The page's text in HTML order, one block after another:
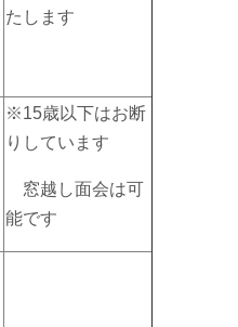
たします
※15歳以下はお断
りしています
窓越し面会は可
能です